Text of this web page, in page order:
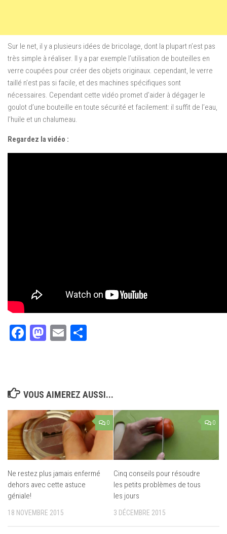
Sur le net, il y a plusieurs idées de bricolage, dont la plupart n’est pas
très simple à réaliser. Il y a par exemple l’utilisation de bouteilles en
verre coupées pour créer des objets originaux. cependant, le verre
taillé n’est pas si facile, et des machines spécifiques sont
nécessaires. Cependant cette vidéo promet d’aider à dégager le
goulot d’une bouteille en toute sécurité et facilement: il suffit de l’eau,
l’huile et un chalumeau.
Regardez la vidéo :
Facebook
Mastodon
Email
VOUS AIMEREZ AUSSI...
0
Ne restez plus jamais enfermé
dehors avec cette astuce
géniale!
18 NOVEMBRE 2015
0
Cinq conseils pour résoudre
les petits problèmes de tous
les jours
3 DÉCEMBRE 2015